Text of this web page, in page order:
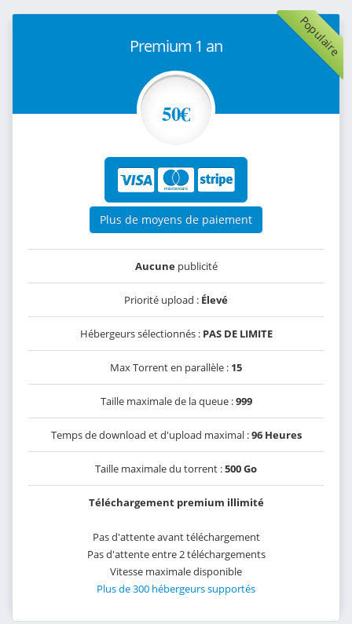
Populaire
Premium 1 an
50€
Plus de moyens de paiement
Aucunepublicité
Priorité upload : Élevé
Hébergeurs sélectionnés : PAS DE LIMITE
Max Torrent en parallèle : 15
Taille maximale de la queue :999
Temps de download et d'upload maximal :96 Heures
Taille maximale du torrent :500 Go
Téléchargement premium illimité
Pas d'attente avant téléchargement
Pas d'attente entre 2 téléchargements
Vitesse maximale disponible
Plus de 300 hébergeurs supportés